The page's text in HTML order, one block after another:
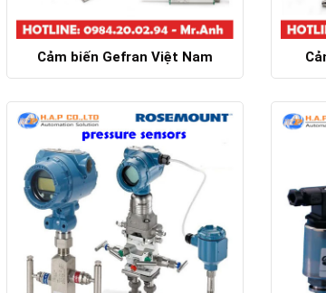
Cảm biến Gefran Việt Nam
Chi tiết